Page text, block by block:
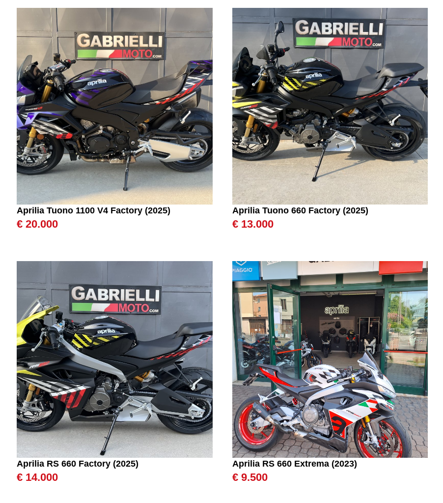
Aprilia Tuono 1100 V4 Factory (2025)
€ 20.000
Aprilia Tuono 660 Factory (2025)
€ 13.000
Aprilia RS 660 Factory (2025)
€ 14.000
Aprilia RS 660 Extrema (2023)
€ 9.500